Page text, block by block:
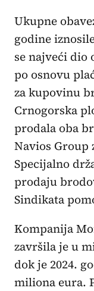
Ukupne
godine
se najveći dio
po osnovu
za kupovinu
Crnogorska
prodala oba
Navios Group
Specijalno
prodaju
Sindikata
Kompanija
završila je u
dok je 2024.
miliona eura.